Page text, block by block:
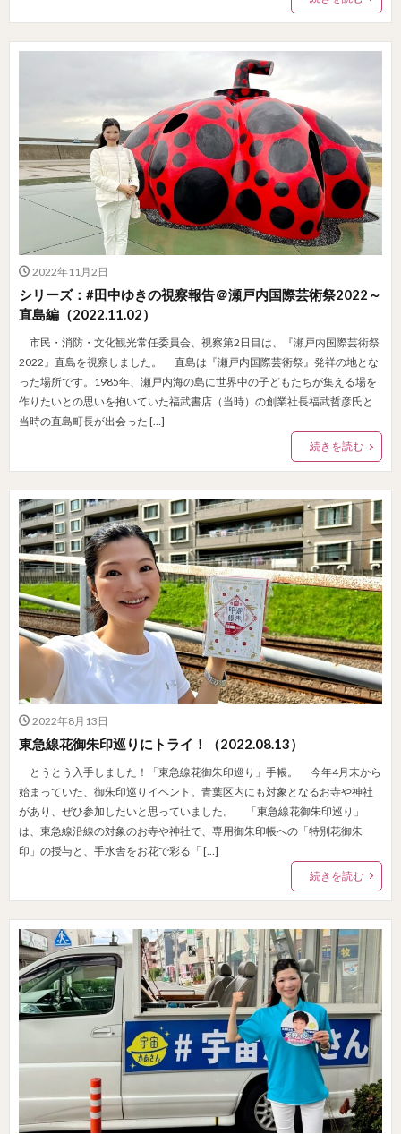
2022年11月2日
シリーズ：#田中ゆきの視察報告＠瀬戸内国際芸術祭2022～
直島編（2022.11.02）
市民・消防・文化観光常任委員会、視察第2日目は、『瀬戸内国際芸術祭
2022』直島を視察しました。 直島は『瀬戸内国際芸術祭』発祥の地とな
った場所です。1985年、瀬戸内海の島に世界中の子どもたちが集える場を
作りたいとの思いを抱いていた福武書店（当時）の創業社長福武哲彦氏と
当時の直島町長が出会った […]
続きを読む
2022年8月13日
東急線花御朱印巡りにトライ！（2022.08.13）
とうとう入手しました！「東急線花御朱印巡り」手帳。 今年4月末から
始まっていた、御朱印巡りイベント。青葉区内にも対象となるお寺や神社
があり、ぜひ参加したいと思っていました。 「東急線花御朱印巡り」
は、東急線沿線の対象のお寺や神社で、専用御朱印帳への「特別花御朱
印」の授与と、手水舎をお花で彩る「 […]
続きを読む